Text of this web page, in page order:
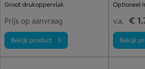
Groot drukoppervlak
Prijs op aanvraag
Bekijk product
v.a. €
Bekijk